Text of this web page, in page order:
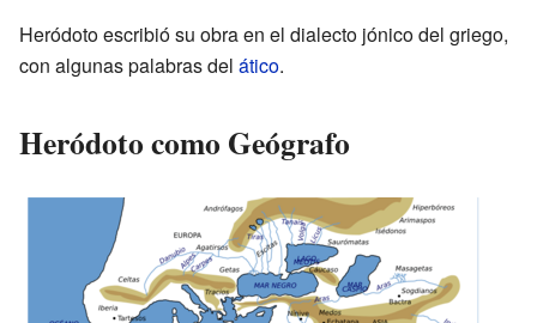
Heródoto escribió su obra en el dialecto jónico del griego,
con algunas palabras del ático.
Heródoto como Geógrafo